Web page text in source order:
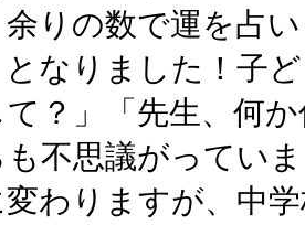
余りの数で運を占
なりました！子
て？」「先生、何
も不思議がってい
変わりますが、中